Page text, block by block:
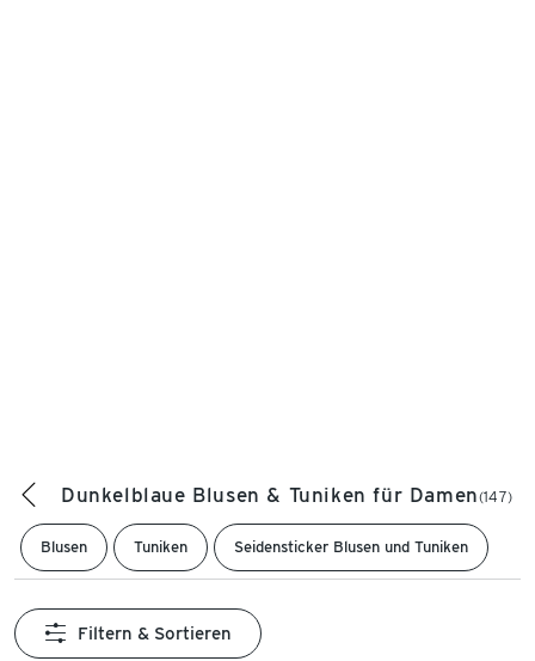
Dunkelblaue Blusen & Tuniken für Damen(147)
Blusen Tuniken Seidensticker Blusen und Tuniken
Filtern & Sortieren